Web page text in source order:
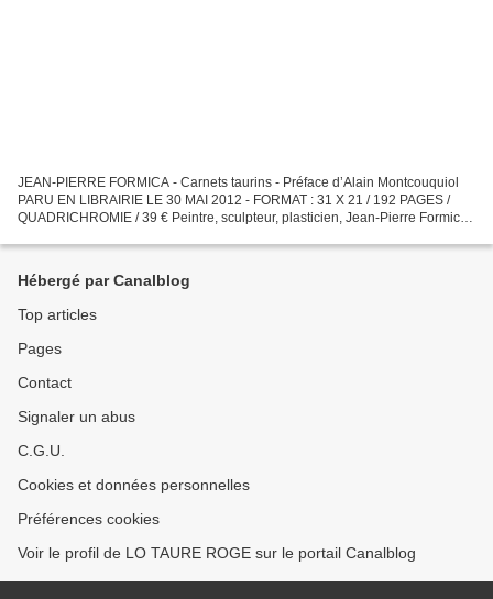
JEAN-PIERRE FORMICA - Carnets taurins - Préface d’Alain Montcouquiol
PARU EN LIBRAIRIE LE 30 MAI 2012 - FORMAT : 31 X 21 / 192 PAGES /
QUADRICHROMIE / 39 € Peintre, sculpteur, plasticien, Jean-Pierre Formica,
Hébergé par Canalblog
Top articles
Pages
Contact
Signaler un abus
C.G.U.
Cookies et données personnelles
Préférences cookies
Voir le profil de LO TAURE ROGE sur le portail Canalblog